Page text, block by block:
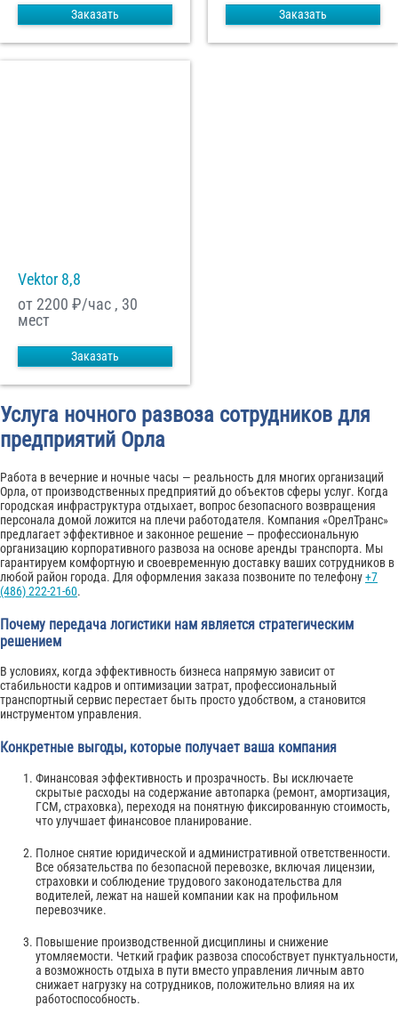
Заказать Заказать
Vektor 8,8
от 2200 ₽/час , 30
мест
Заказать
Услуга ночного развоза сотрудников для
предприятий Орла
Работа в вечерние и ночные часы — реальность для многих организаций
Орла, от производственных предприятий до объектов сферы услуг. Когда
городская инфраструктура отдыхает, вопрос безопасного возвращения
персонала домой ложится на плечи работодателя. Компания «ОрелТранс»
предлагает эффективное и законное решение — профессиональную
организацию корпоративного развоза на основе аренды транспорта. Мы
гарантируем комфортную и своевременную доставку ваших сотрудников в
любой район города. Для оформления заказа позвоните по телефону+7
(486) 222-21-60.
Почему передача логистики нам является стратегическим
решением
В условиях, когда эффективность бизнеса напрямую зависит от
стабильности кадров и оптимизации затрат, профессиональный
транспортный сервис перестает быть просто удобством, а становится
инструментом управления.
Конкретные выгоды, которые получает ваша компания
Финансовая эффективность и прозрачность. Вы исключаете
скрытые расходы на содержание автопарка (ремонт, амортизация,
ГСМ, страховка), переходя на понятную фиксированную стоимость,
что улучшает финансовое планирование.
Полное снятие юридической и административной ответственности.
Все обязательства по безопасной перевозке, включая лицензии,
страховки и соблюдение трудового законодательства для
водителей, лежат на нашей компании как на профильном
перевозчике.
Повышение производственной дисциплины и снижение
утомляемости. Четкий график развоза способствует пунктуальности,
а возможность отдыха в пути вместо управления личным авто
снижает нагрузку на сотрудников, положительно влияя на их
работоспособность.